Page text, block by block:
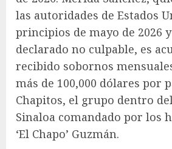
las autoridades de Estados
principios de mayo de 2026
declarado no culpable, es
recibido sobornos
más de 100,000 dólares por
Chapitos, el grupo dentro
Sinaloa comandado por los
‘El Chapo’ Guzmán.